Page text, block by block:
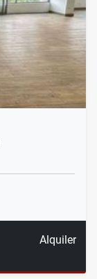
Alquiler